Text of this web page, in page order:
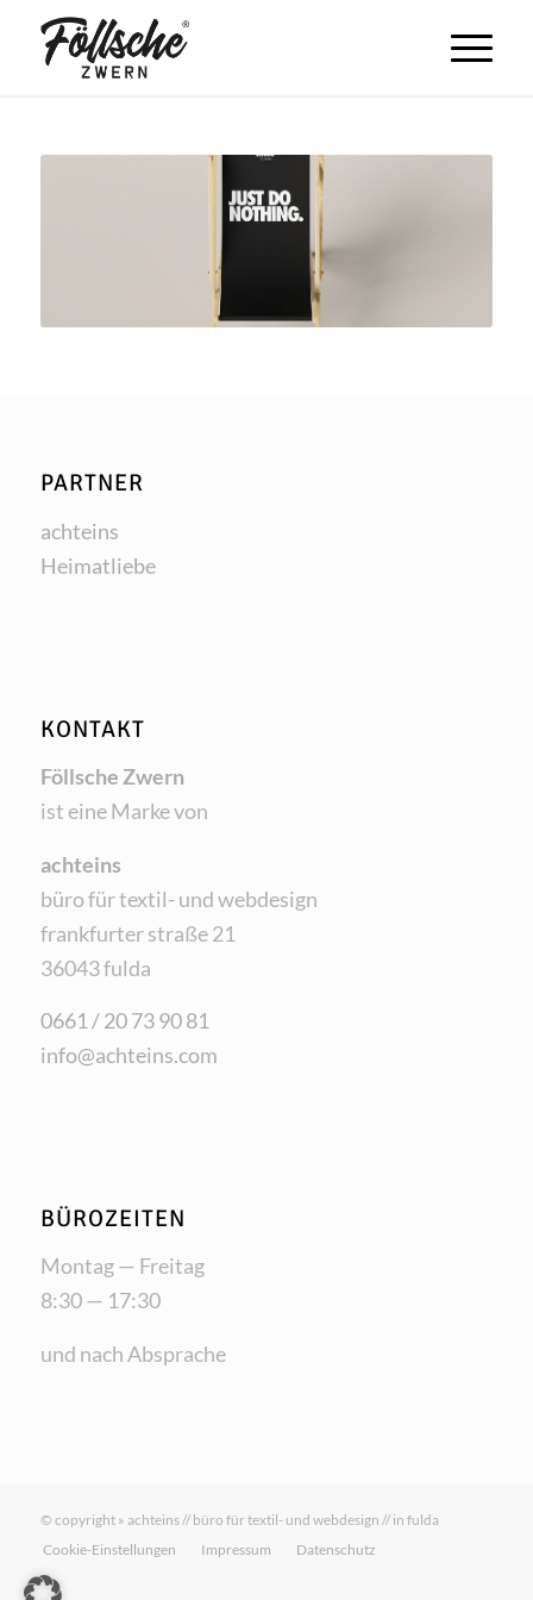
PARTNER
acht­eins
Hei­mat­lie­be
KONTAKT
Föll­sche Zwern
ist eine Mar­ke von
acht­eins
büro für tex­til- und webdesign
frank­fur­ter stra­ße 21
36043 fulda
0661 / 20 73 90 81
info@achteins.com
BÜROZEITEN
Mon­tag — Freitag
8:30 — 17:30
und nach Absprache
© copyright » achteins // büro für textil- und webdesign // in fulda
Cookie-Einstellungen
Impressum Datenschutz